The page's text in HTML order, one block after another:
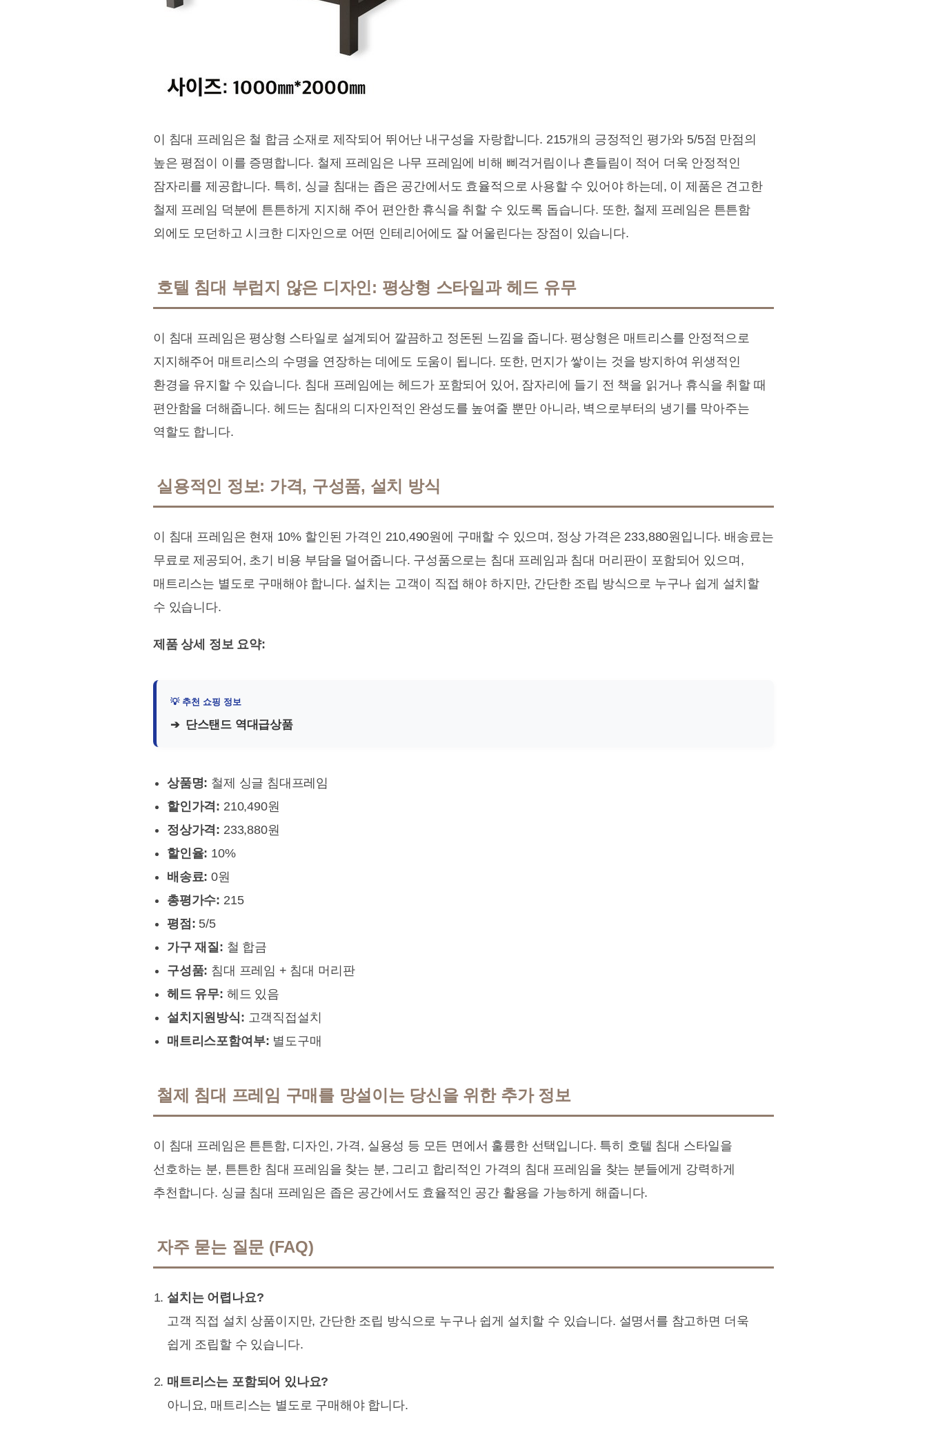
이 침대 프레임은 철 합금 소재로 제작되어 뛰어난 내구성을 자랑합니다. 215개의 긍정적인 평가와 5/5점 만점의
높은 평점이 이를 증명합니다. 철제 프레임은 나무 프레임에 비해 삐걱거림이나 흔들림이 적어 더욱 안정적인
잠자리를 제공합니다. 특히, 싱글 침대는 좁은 공간에서도 효율적으로 사용할 수 있어야 하는데, 이 제품은 견고한
철제 프레임 덕분에 튼튼하게 지지해 주어 편안한 휴식을 취할 수 있도록 돕습니다. 또한, 철제 프레임은 튼튼함
외에도 모던하고 시크한 디자인으로 어떤 인테리어에도 잘 어울린다는 장점이 있습니다.
호텔 침대 부럽지 않은 디자인: 평상형 스타일과 헤드 유무
이 침대 프레임은 평상형 스타일로 설계되어 깔끔하고 정돈된 느낌을 줍니다. 평상형은 매트리스를 안정적으로
지지해주어 매트리스의 수명을 연장하는 데에도 도움이 됩니다. 또한, 먼지가 쌓이는 것을 방지하여 위생적인
환경을 유지할 수 있습니다. 침대 프레임에는 헤드가 포함되어 있어, 잠자리에 들기 전 책을 읽거나 휴식을 취할 때
편안함을 더해줍니다. 헤드는 침대의 디자인적인 완성도를 높여줄 뿐만 아니라, 벽으로부터의 냉기를 막아주는
역할도 합니다.
실용적인 정보: 가격, 구성품, 설치 방식
이 침대 프레임은 현재 10% 할인된 가격인 210,490원에 구매할 수 있으며, 정상 가격은 233,880원입니다. 배송료는
무료로 제공되어, 초기 비용 부담을 덜어줍니다. 구성품으로는 침대 프레임과 침대 머리판이 포함되어 있으며,
매트리스는 별도로 구매해야 합니다. 설치는 고객이 직접 해야 하지만, 간단한 조립 방식으로 누구나 쉽게 설치할
수 있습니다.
제품 상세 정보 요약:
단스탠드 역대급상품
상품명: 철제 싱글 침대프레임
할인가격: 210,490원
정상가격: 233,880원
할인율: 10%
배송료: 0원
총평가수: 215
평점: 5/5
가구 재질: 철 합금
구성품: 침대 프레임 + 침대 머리판
헤드 유무: 헤드 있음
설치지원방식: 고객직접설치
매트리스포함여부: 별도구매
철제 침대 프레임 구매를 망설이는 당신을 위한 추가 정보
이 침대 프레임은 튼튼함, 디자인, 가격, 실용성 등 모든 면에서 훌륭한 선택입니다. 특히 호텔 침대 스타일을
선호하는 분, 튼튼한 침대 프레임을 찾는 분, 그리고 합리적인 가격의 침대 프레임을 찾는 분들에게 강력하게
추천합니다. 싱글 침대 프레임은 좁은 공간에서도 효율적인 공간 활용을 가능하게 해줍니다.
자주 묻는 질문 (FAQ)
설치는 어렵나요?
고객 직접 설치 상품이지만, 간단한 조립 방식으로 누구나 쉽게 설치할 수 있습니다. 설명서를 참고하면 더욱
쉽게 조립할 수 있습니다.
매트리스는 포함되어 있나요?
아니요, 매트리스는 별도로 구매해야 합니다.